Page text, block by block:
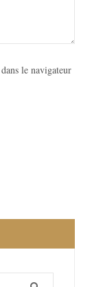
le navigateur